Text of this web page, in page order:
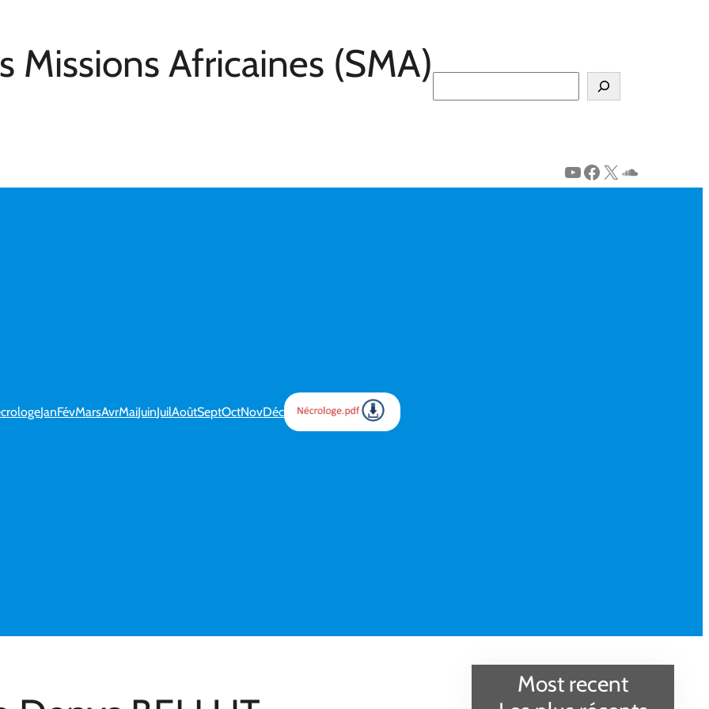
Missions Africaines (SMA)
YouTube
Facebook
X
JanFévMarsAvrMaiJuinJuilAoûtSeptOctNovDéc
Most recent